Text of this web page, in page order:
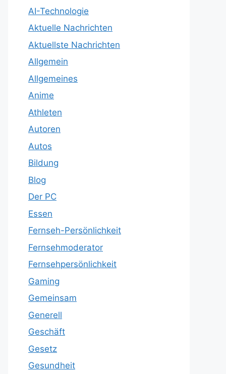
AI-Technologie
Aktuelle Nachrichten
Aktuellste Nachrichten
Allgemein
Allgemeines
Anime
Athleten
Autoren
Autos
Bildung
Blog
Der PC
Essen
Fernseh-Persönlichkeit
Fernsehmoderator
Fernsehpersönlichkeit
Gaming
Gemeinsam
Generell
Geschäft
Gesetz
Gesundheit